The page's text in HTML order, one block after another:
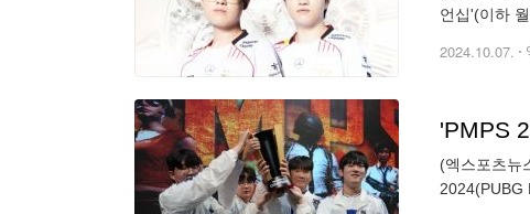
언십'(이하
2024.10.07.
'PMPS
(엑스포츠뉴
2024(PUBG